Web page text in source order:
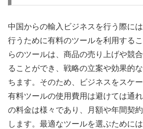
中国からの輸入ビジネスを行う際に
行うために有料のツールを利用する
らのツールは、商品の売り上げや競
ることができ、戦略の立案や効果的
ちます。そのため、ビジネスをスケ
有料ツールの使用費用は避けては通
の料金は様々であり、月額や年間契
します。最適なツールを選ぶために